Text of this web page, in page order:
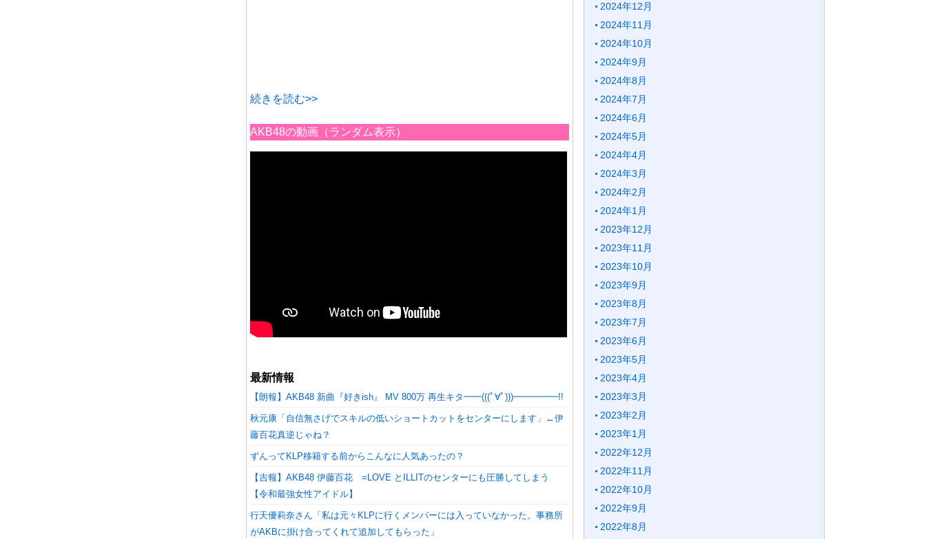
続きを読む>>
AKB48の動画（ランダム表示）
最新情報
【朗報】AKB48 新曲『好きish』 MV 800万 再生キタ━━(((ﾟ∀ﾟ)))━━━━━!!
秋元康「自信無さげでスキルの低いショートカットをセンターにします」←伊
藤百花真逆じゃね？
ずんってKLP移籍する前からこんなに人気あったの？
【吉報】AKB48 伊藤百花 =LOVE とILLITのセンターにも圧勝してしまう
【令和最強女性アイドル】
行天優莉奈さん「私は元々KLPに行くメンバーには入っていなかった。事務所
がAKBに掛け合ってくれて追加してもらった」
2024年12月
2024年11月
2024年10月
2024年9月
2024年8月
2024年7月
2024年6月
2024年5月
2024年4月
2024年3月
2024年2月
2024年1月
2023年12月
2023年11月
2023年10月
2023年9月
2023年8月
2023年7月
2023年6月
2023年5月
2023年4月
2023年3月
2023年2月
2023年1月
2022年12月
2022年11月
2022年10月
2022年9月
2022年8月